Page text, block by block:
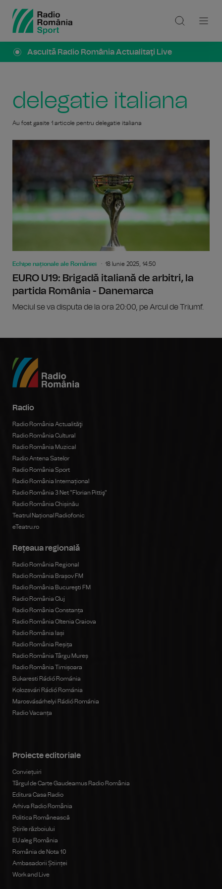
Ascultă Radio România Actualitaţi Live
delegatie italiana
Au fost gasite 1 articole pentru delegatie italiana
Echipe naționale ale României 18 Iunie 2025, 14:50
EURO U19: Brigadă italiană de arbitri, la
partida România - Danemarca
Meciul se va disputa de la ora 20:00, pe Arcul de Triumf.
Radio
Radio România Actualităţi
Radio România Cultural
Radio România Muzical
Radio Antena Satelor
Radio România Sport
Radio România Internațional
Radio România 3 Net "Florian Pittiş"
Radio România Chișinău
Teatrul Național Radiofonic
eTeatru.ro
Rețeaua regională
Radio România Regional
Radio România Brașov FM
Radio România Bucureşti FM
Radio România Cluj
Radio România Constanța
Radio România Oltenia Craiova
Radio România Iași
Radio România Reșița
Radio România Târgu Mureș
Radio România Timișoara
Bukaresti Rádió Románia
Kolozsvári Rádió Románia
Marosvásárhelyi Rádió Románia
Radio Vacanța
Proiecte editoriale
Conviețuiri
Târgul de Carte Gaudeamus Radio România
Editura Casa Radio
Arhiva Radio România
Politica Românească
Știrile războiului
EU aleg România
România de Nota 10
Ambasadorii Științei
Work and Live